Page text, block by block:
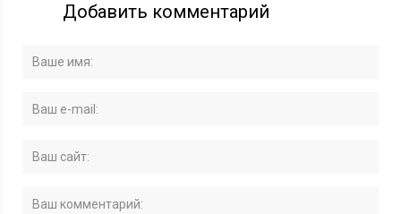
Добавить комментарий